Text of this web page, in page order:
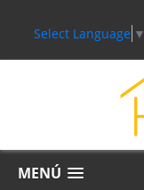
Select Language ▼
MENÚ